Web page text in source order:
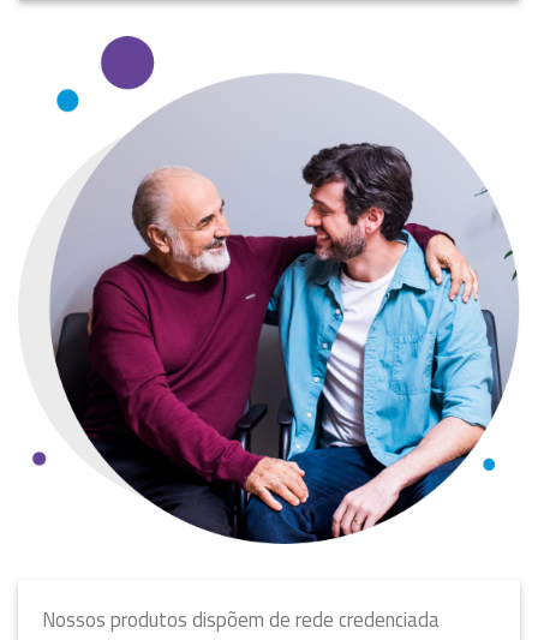
Nossos produtos dispõem de rede credenciada